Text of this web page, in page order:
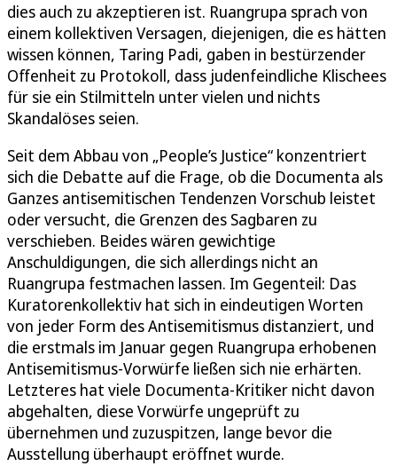
dies auch zu akzeptieren ist. Ruangrupa sprach von
einem kollektiven Versagen, diejenigen, die es hätten
wissen können, Taring Padi, gaben in bestürzender
Offenheit zu Protokoll, dass judenfeindliche Klischees
für sie ein Stilmitteln unter vielen und nichts
Skandalöses seien.
Seit dem Abbau von „People’s Justice“ konzentriert
sich die Debatte auf die Frage, ob die Documenta als
Ganzes antisemitischen Tendenzen Vorschub leistet
oder versucht, die Grenzen des Sagbaren zu
verschieben. Beides wären gewichtige
Anschuldigungen, die sich allerdings nicht an
Ruangrupa festmachen lassen. Im Gegenteil: Das
Kuratorenkollektiv hat sich in eindeutigen Worten
von jeder Form des Antisemitismus distanziert, und
die erstmals im Januar gegen Ruangrupa erhobenen
Antisemitismus-Vorwürfe ließen sich nie erhärten.
Letzteres hat viele Documenta-Kritiker nicht davon
abgehalten, diese Vorwürfe ungeprüft zu
übernehmen und zuzuspitzen, lange bevor die
Ausstellung überhaupt eröffnet wurde.